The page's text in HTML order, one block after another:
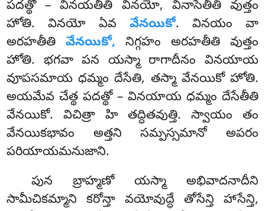
పదత్థో – వినయతీతి వినయో, వినాసేతీతి వుత్తం
హోతి. వినయో ఏవ వేనయికో. వినయం వా
అరహతీతివేనయికో, నిగ్గహం అరహతీతి వుత్తం
హోతి. భగవా పన యస్మా రాగాదీనం వినయాయ
వూపసమాయ ధమ్మం దేసేతి, తస్మా వేనయికో హోతి.
అయమేవ చేత్థ పదత్థో – వినయాయ ధమ్మం దేసేతీతి
వేనయికో. విచిత్రా హి తద్ధితవుత్తి. స్వాయం తం
వేనయికభావం అత్తని సమ్పస్సమానో అపరం
పరియాయమనుజాని.
పున బ్రాహ్మణో యస్మా అభివాదనాదీని
సామీచికమ్మాని కరోన్తా వయోవుద్ధే తోసేన్తి హాసేన్తి,